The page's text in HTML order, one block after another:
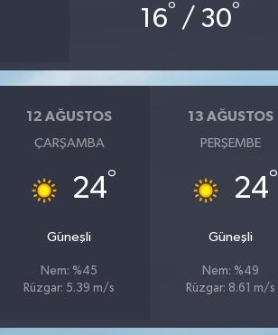
16° / 30°
12 AĞUSTOS
ÇARŞAMBA
24°
Güneşli
Nem: %45
Rüzgar: 5.39 m/s
13 AĞUSTOS
PERŞEMBE
24°
Güneşli
Nem: %49
Rüzgar: 8.61 m/s